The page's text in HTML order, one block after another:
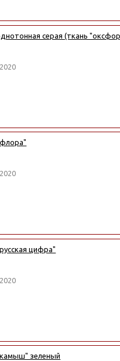
серая (ткань
цифра"
зеленый